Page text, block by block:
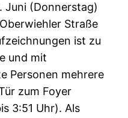
Juni (Donnerstag)
Straße
ist zu
und mit
Personen mehrere
zum Foyer
3:51 Uhr). Als